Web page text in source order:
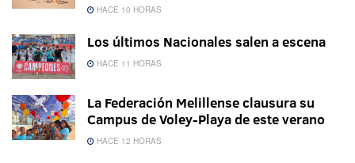
HACE 10 HORAS
Los últimos Nacionales salen a escena
HACE 11 HORAS
La Federación Melillense clausura su
Campus de Voley-Playa de este verano
HACE 12 HORAS